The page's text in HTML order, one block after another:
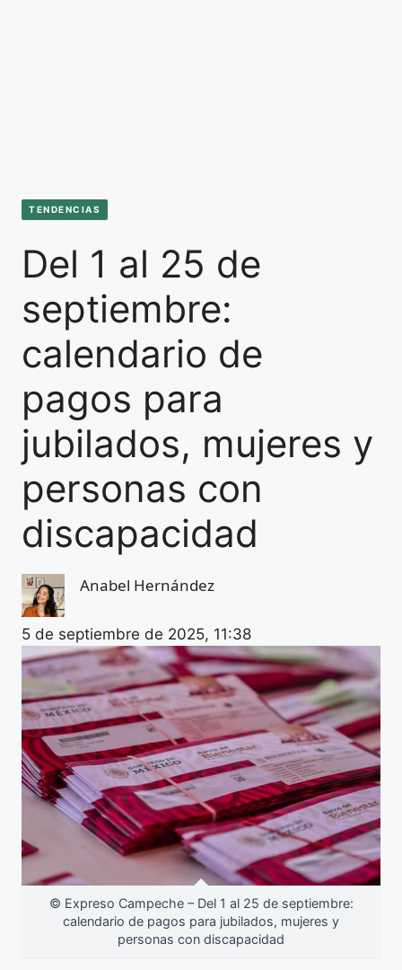
TENDENCIAS
Del 1 al 25 de
septiembre:
calendario de
pagos para
jubilados, mujeres y
personas con
discapacidad
Anabel Hernández
5 de septiembre de 2025, 11:38
© Expreso Campeche – Del 1 al 25 de septiembre:
calendario de pagos para jubilados, mujeres y
personas con discapacidad